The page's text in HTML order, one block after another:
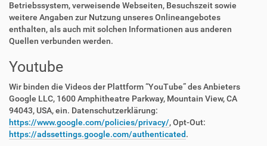
Betriebssystem, verweisende Webseiten, Besuchszeit sowie
weitere Angaben zur Nutzung unseres Onlineangebotes
enthalten, als auch mit solchen Informationen aus anderen
Quellen verbunden werden.
Youtube
Wir binden die Videos der Plattform “YouTube” des Anbieters
Google LLC, 1600 Amphitheatre Parkway, Mountain View, CA
94043, USA, ein. Datenschutzerklärung:
https://www.google.com/policies/privacy/, Opt-Out:
https://adssettings.google.com/authenticated.